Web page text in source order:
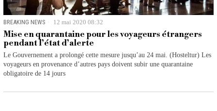
BREAKING NEWS 12 mai 2020 08:32
Mise en quarantaine pour les voyageurs étrangers
pendant l’état d’alerte
Le Gouvernement a prolongé cette mesure jusqu’au 24 mai. (Hosteltur) Les
voyageurs en provenance d’autres pays doivent subir une quarantaine
obligatoire de 14 jours